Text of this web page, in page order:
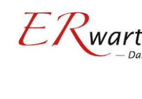
springen